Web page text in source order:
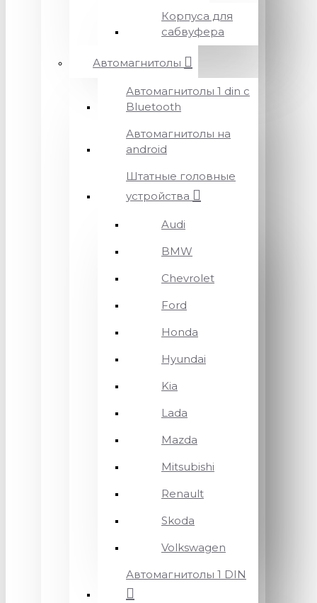
Корпуса для
сабвуфера
Автомагнитолы
Автомагнитолы 1 din с
Bluetooth
Автомагнитолы на
android
Штатные головные
устройства
Audi
BMW
Chevrolet
Ford
Honda
Hyundai
Kia
Lada
Mazda
Mitsubishi
Renault
Skoda
Volkswagen
Автомагнитолы 1 DIN